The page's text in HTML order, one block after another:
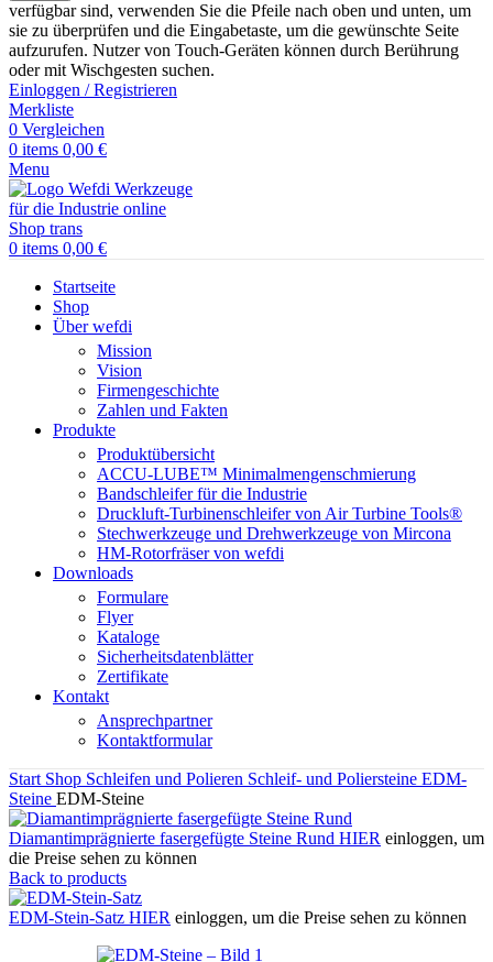
verfügbar sind, verwenden Sie die Pfeile nach oben und unten, um
sie zu überprüfen und die Eingabetaste, um die gewünschte Seite
aufzurufen. Nutzer von Touch-Geräten können durch Berührung
oder mit Wischgesten suchen.
Einloggen / Registrieren
Merkliste
0 Vergleichen
0 items 0,00 €
Menu
0 items 0,00 €
Startseite
Shop
Über wefdi
Mission
Vision
Firmengeschichte
Zahlen und Fakten
Produkte
Produktübersicht
ACCU-LUBE™ Minimalmengenschmierung
Bandschleifer für die Industrie
Druckluft-Turbinenschleifer von Air Turbine Tools®
Stechwerkzeuge und Drehwerkzeuge von Mircona
HM-Rotorfräser von wefdi
Downloads
Formulare
Flyer
Kataloge
Sicherheitsdatenblätter
Zertifikate
Kontakt
Ansprechpartner
Kontaktformular
Start Shop Schleifen und Polieren Schleif- und Poliersteine EDM-
Steine EDM-Steine
Diamantimprägnierte fasergefügte Steine Rund HIER einloggen, um
die Preise sehen zu können
Back to products
EDM-Stein-Satz HIER einloggen, um die Preise sehen zu können